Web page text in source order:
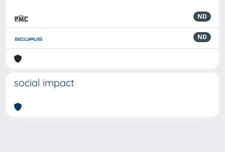
ND
ND
social impact